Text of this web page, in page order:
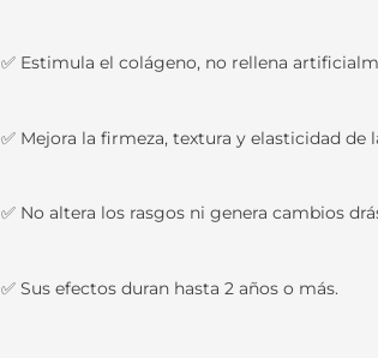
✅ Estimula el colágeno, no rellena
✅ Mejora la firmeza, textura y elasticidad de
✅ No altera los rasgos ni genera cambios
✅ Sus efectos duran hasta 2 años o más.